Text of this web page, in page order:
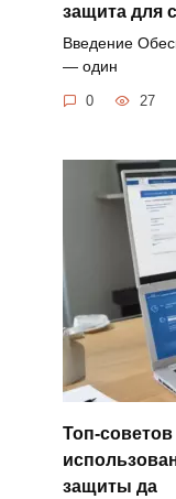
защита для
Введение
— один
0 27
Топ-
защиты да